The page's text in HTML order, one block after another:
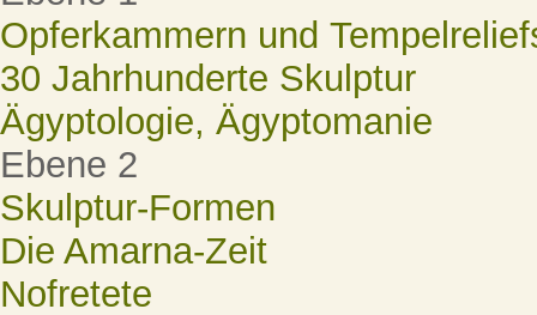
Opferkammern und
30 Jahrhunderte Skulptur
Ägyptologie, Ägyptomanie
Ebene 2
Skulptur-Formen
Die Amarna-Zeit
Nofretete